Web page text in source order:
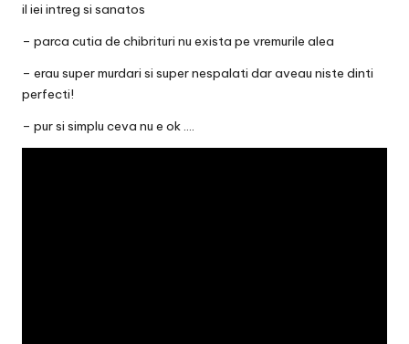
il iei intreg si sanatos
– parca cutia de chibrituri nu exista pe vremurile alea
– erau super murdari si super nespalati dar aveau niste dinti
perfecti!
– pur si simplu ceva nu e ok ….